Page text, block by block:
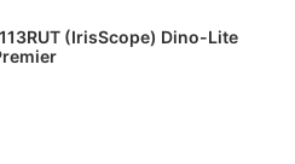
HARGA
(IrisScope) Dino-Lite